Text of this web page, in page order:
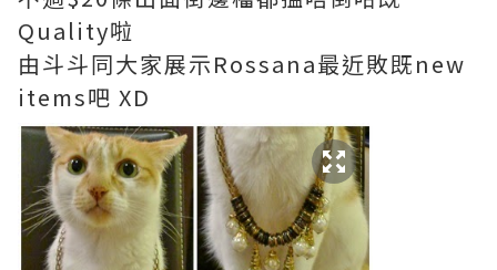
Quality啦
由斗斗同大家展示Rossana最近敗既new
items吧 XD